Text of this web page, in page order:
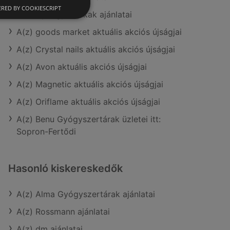
A(z) Gyöngy Patikak ajánlatai
A(z) goods market aktuális akciós újságjai
A(z) Crystal nails aktuális akciós újságjai
A(z) Avon aktuális akciós újságjai
A(z) Magnetic aktuális akciós újságjai
A(z) Oriflame aktuális akciós újságjai
A(z) Benu Gyógyszertárak üzletei itt:
Sopron-Fertődi
Hasonló kiskereskedők
A(z) Alma Gyógyszertárak ajánlatai
A(z) Rossmann ajánlatai
BY COOKIESCRIPT